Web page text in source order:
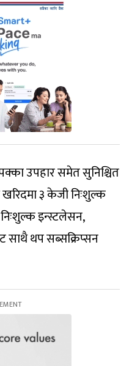
उपहार समेत सुनिश्चित
३ केजी निःशुल्क
इन्स्टलेसन,
साथै थप सब्सक्रिप्सन